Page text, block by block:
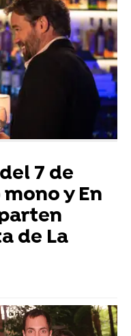
7 de
y En
de La